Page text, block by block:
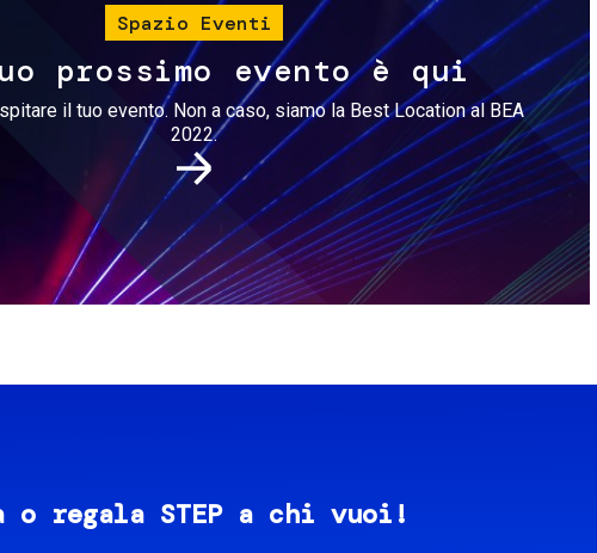
Spazio Eventi
prossimo evento è qui
il tuo evento. Non a caso, siamo la Best Location al BEA
2022.
regala STEP a chi vuoi!